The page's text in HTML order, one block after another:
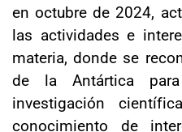
en octubre de 2024,
las actividades e
materia, donde se
de la Antártica
investigación
conocimiento de